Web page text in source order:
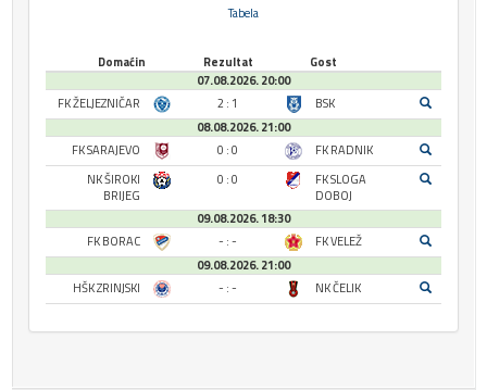
Tabela
Domaćin Rezultat
Gost
07.08.2026. 20:00
FK ŽELJEZNIČAR
2 : 1
BSK
08.08.2026. 21:00
FK SARAJEVO
0 : 0
FK RADNIK
NK ŠIROKI
BRIJEG
0 : 0
FK SLOGA
DOBOJ
09.08.2026. 18:30
FK BORAC
- : -
FK VELEŽ
09.08.2026. 21:00
HŠK ZRINJSKI
- : - NK ČELIK